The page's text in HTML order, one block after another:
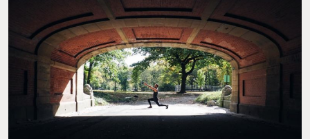
Sitio web:commandostudio.com